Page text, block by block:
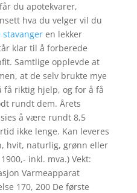
du apotekvarer,
hva du velger vil du
stavangeren lekker
klar til å forberede
Samtlige opplevde at
at de selv brukte mye
få riktig hjelp, og for å få
rundt dem. Årets
å være rundt 8,5
ikke lenge. Kan leveres
hvit, naturlig, grønn eller
inkl. mva.) Vekt:
Varmeapparat
170, 200 De første